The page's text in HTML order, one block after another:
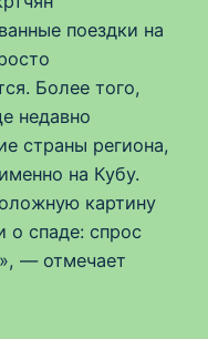
поездки на
Более того,
недавно
страны региона,
на Кубу.
картину
о спаде: спрос
— отмечает